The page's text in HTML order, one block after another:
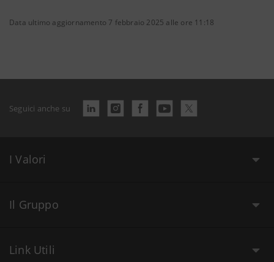
Data ultimo aggiornamento 7 febbraio 2025 alle ore 11:18
Seguici anche su
I Valori
Il Gruppo
Link Utili